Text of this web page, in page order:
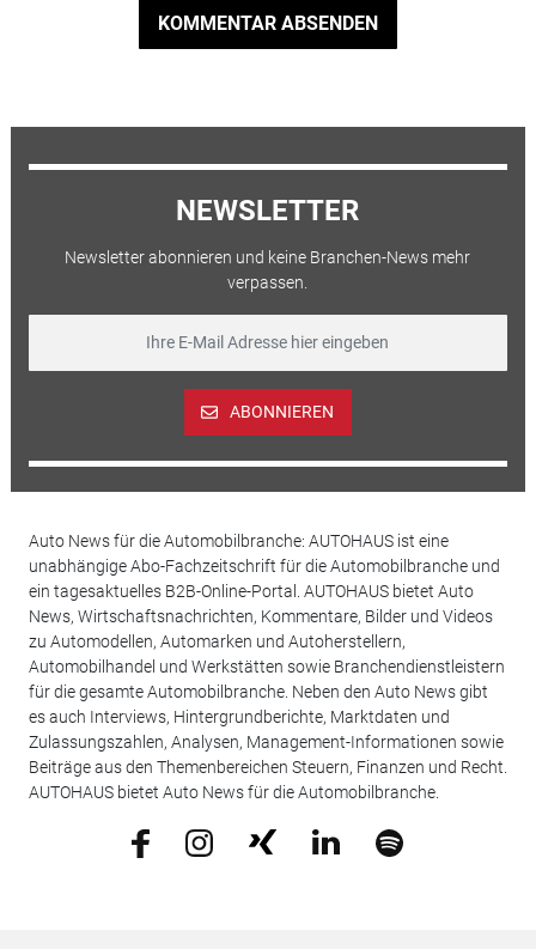
KOMMENTAR ABSENDEN
NEWSLETTER
Newsletter abonnieren und keine Branchen-News mehr
verpassen.
ABONNIEREN
Auto News für die Automobilbranche: AUTOHAUS ist eine
unabhängige Abo-Fachzeitschrift für die Automobilbranche und
ein tagesaktuelles B2B-Online-Portal. AUTOHAUS bietet Auto
News, Wirtschaftsnachrichten, Kommentare, Bilder und Videos
zu Automodellen, Automarken und Autoherstellern,
Automobilhandel und Werkstätten sowie Branchendienstleistern
für die gesamte Automobilbranche. Neben den Auto News gibt
es auch Interviews, Hintergrundberichte, Marktdaten und
Zulassungszahlen, Analysen, Management-Informationen sowie
Beiträge aus den Themenbereichen Steuern, Finanzen und Recht.
AUTOHAUS bietet Auto News für die Automobilbranche.